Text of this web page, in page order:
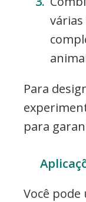
Para
para
Você